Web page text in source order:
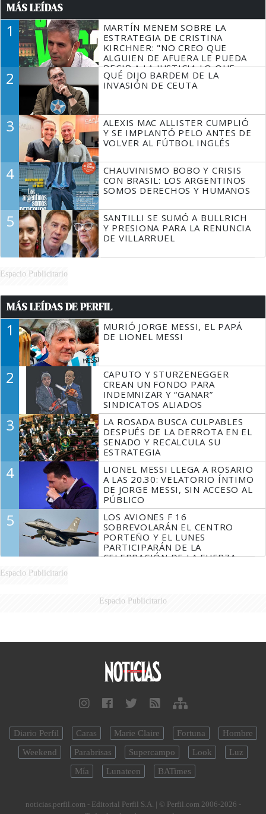
MÁS LEÍDAS
1
MARTÍN MENEM SOBRE LA
ESTRATEGIA DE CRISTINA
KIRCHNER: "NO CREO QUE
ALGUIEN DE AFUERA LE PUEDA
DECIR A LA JUSTICIA LO QUE
TIENE QUE HACER"
2
QUÉ DIJO BARDEM DE LA
INVASIÓN DE CEUTA
3
ALEXIS MAC ALLISTER CUMPLIÓ
Y SE IMPLANTÓ PELO ANTES DE
VOLVER AL FÚTBOL INGLÉS
4
CHAUVINISMO BOBO Y CRISIS
CON BRASIL: LOS ARGENTINOS
SOMOS DERECHOS Y HUMANOS
5
SANTILLI SE SUMÓ A BULLRICH
Y PRESIONA PARA LA RENUNCIA
DE VILLARRUEL
Espacio Publicitario
MÁS LEÍDAS DE PERFIL
1
MURIÓ JORGE MESSI, EL PAPÁ
DE LIONEL MESSI
2
CAPUTO Y STURZENEGGER
CREAN UN FONDO PARA
INDEMNIZAR Y “GANAR”
SINDICATOS ALIADOS
3
LA ROSADA BUSCA CULPABLES
DESPUÉS DE LA DERROTA EN EL
SENADO Y RECALCULA SU
ESTRATEGIA
4
LIONEL MESSI LLEGA A ROSARIO
A LAS 20.30: VELATORIO ÍNTIMO
DE JORGE MESSI, SIN ACCESO AL
PÚBLICO
5
LOS AVIONES F 16
SOBREVOLARÁN EL CENTRO
PORTEÑO Y EL LUNES
PARTICIPARÁN DE LA
CELEBRACIÓN DE LA FUERZA
Espacio Publicitario
Espacio Publicitario
Diario Perfil Caras Marie Claire Fortuna
Hombre
Weekend
Parabrisas Supercampo Look
Luz
Mía
Lunateen BATimes
noticias.perfil.com - Editorial Perfil S.A. | © Perfil.com 2006-2026 -